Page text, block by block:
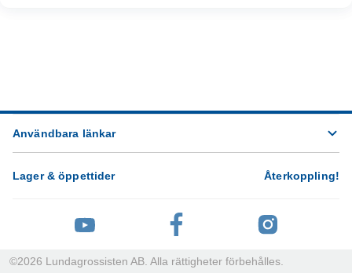
Användbara länkar
Lager & öppettider Återkoppling!
©2026 Lundagrossisten AB. Alla rättigheter förbehålles.